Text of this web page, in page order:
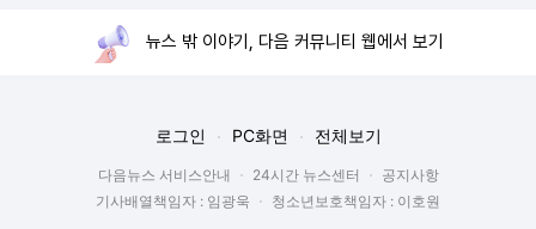
뉴스 밖 이야기, 다음 커뮤니티 웹에서 보기
로그인 PC화면 전체보기
다음뉴스 서비스안내 24시간 뉴스센터
공지사항
기사배열책임자 : 임광욱
청소년보호책임자 : 이호원